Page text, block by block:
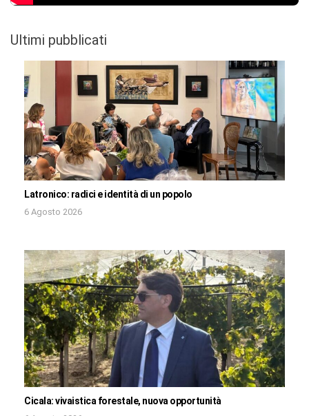
Ultimi pubblicati
Latronico: radici e identità di un popolo
6 Agosto 2026
Cicala: vivaistica forestale, nuova opportunità